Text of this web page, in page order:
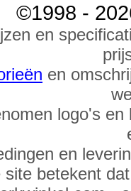
©1998 -
en
en
logo's
en
site betekent